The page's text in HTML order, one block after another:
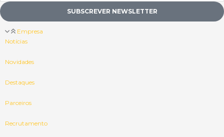
SUBSCREVER NEWSLETTER
Empresa
Notícias
Novidades
Destaques
Parceiros
Recrutamento